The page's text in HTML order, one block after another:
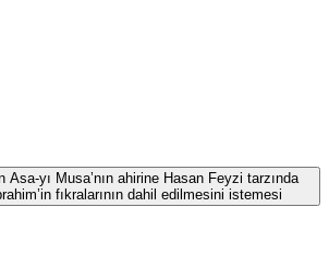
Asa-yı Musa’nın ahirine Hasan Feyzi tarzında
fıkralarının dahil edilmesini istemesi